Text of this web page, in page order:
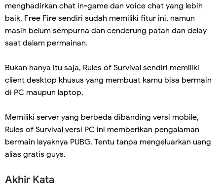
menghadirkan chat in-game dan voice chat yang lebih
baik. Free Fire sendiri sudah memiliki fitur ini, namun
masih belum sempurna dan cenderung patah dan delay
saat dalam permainan.
Bukan hanya itu saja, Rules of Survival sendiri memiliki
client desktop khusus yang membuat kamu bisa bermain
di PC maupun laptop.
Memiliki server yang berbeda dibanding versi mobile,
Rules of Survival versi PC ini memberikan pengalaman
bermain layaknya PUBG. Tentu tanpa mengeluarkan uang
alias gratis guys.
Akhir Kata